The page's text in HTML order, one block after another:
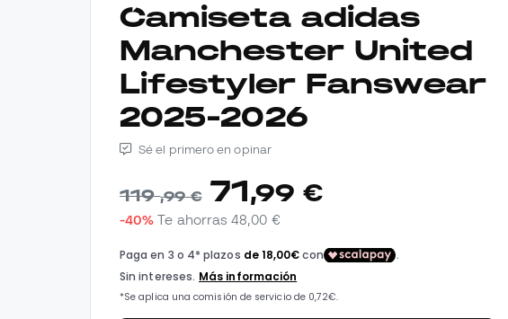
Camiseta adidas
Manchester United
Lifestyler Fanswear
2025-2026
Sé el primero en opinar
119,99 € 71,99 €
-40% Te ahorras48,00 €